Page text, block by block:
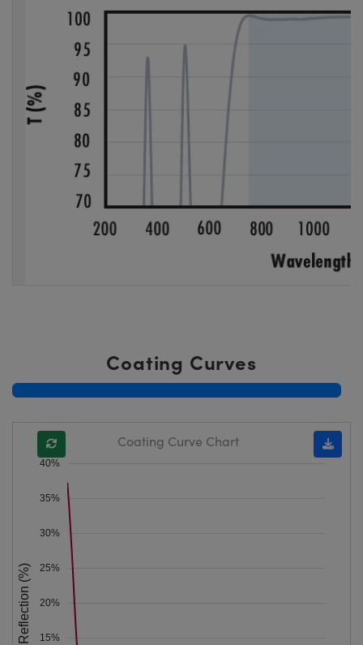
Coating Curves
15%
20%
25%
30%
35%
40%
Reflection (%)
Coating Curve Chart